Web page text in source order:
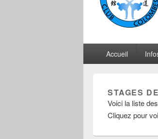
principalAccueil
STAGES
Voici la liste
Cliquez pour